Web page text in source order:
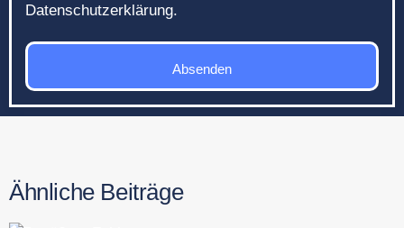
Datenschutzerklärung.
Absenden
Ähnliche Beiträge